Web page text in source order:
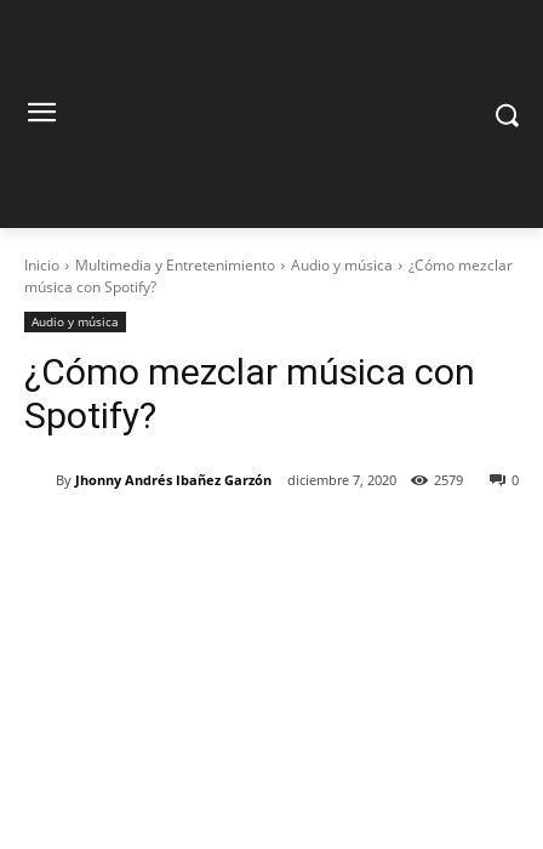
Inicio Multimedia y Entretenimiento Audio y música
¿Cómo mezclar
música con Spotify?
Audio y música
¿Cómo mezclar música con
Spotify?
By Jhonny Andrés Ibañez Garzón diciembre 7, 2020 0
2579